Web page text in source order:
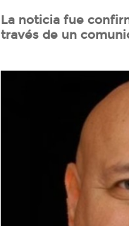
La noticia fue
través de un